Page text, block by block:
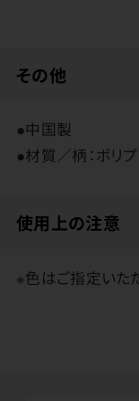
その他
●中国製
●材質／柄：ポリ
使用上の注意
※色はご指定いた